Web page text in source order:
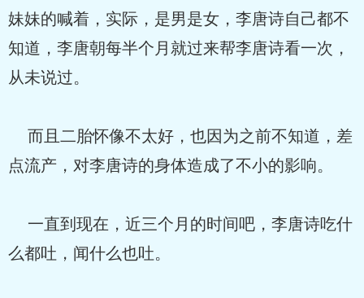
妹妹的喊着，实际，是男是女，李唐诗自己都不
知道，李唐朝每半个月就过来帮李唐诗看一次，
从未说过。
而且二胎怀像不太好，也因为之前不知道，差
点流产，对李唐诗的身体造成了不小的影响。
一直到现在，近三个月的时间吧，李唐诗吃什
么都吐，闻什么也吐。